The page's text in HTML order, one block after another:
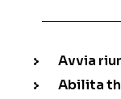
Avvia
Abilita